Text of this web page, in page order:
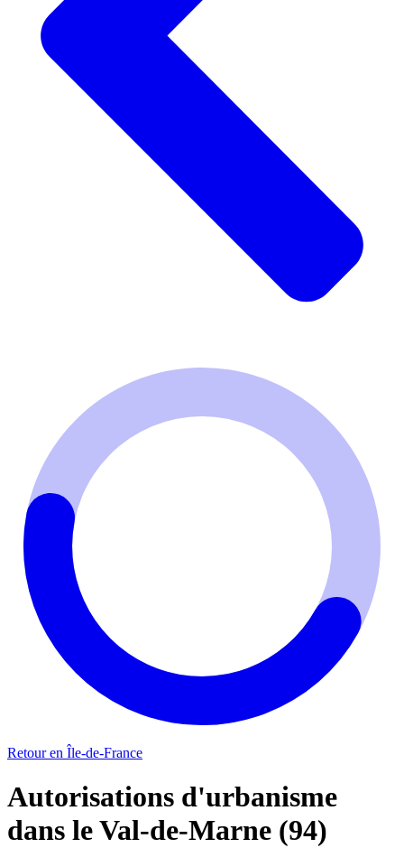
Retour en Île-de-France
Autorisations d'urbanisme
dans le Val-de-Marne (94)